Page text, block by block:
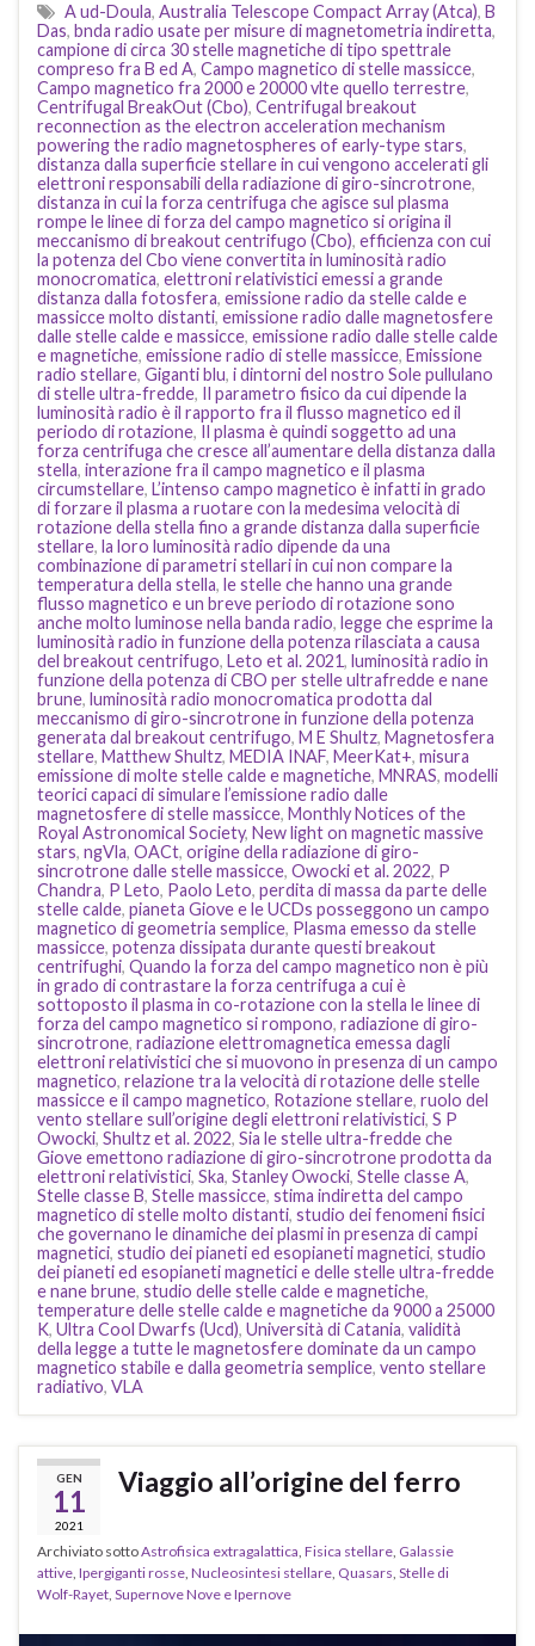
A ud-Doula, Australia Telescope Compact Array (Atca), B
Das, bnda radio usate per misure di magnetometria indiretta,
campione di circa 30 stelle magnetiche di tipo spettrale
compreso fra B ed A, Campo magnetico di stelle massicce,
Campo magnetico fra 2000 e 20000 vlte quello terrestre,
Centrifugal BreakOut (Cbo), Centrifugal breakout
reconnection as the electron acceleration mechanism
powering the radio magnetospheres of early-type stars,
distanza dalla superficie stellare in cui vengono accelerati gli
elettroni responsabili della radiazione di giro-sincrotrone,
distanza in cui la forza centrifuga che agisce sul plasma
rompe le linee di forza del campo magnetico si origina il
meccanismo di breakout centrifugo (Cbo), efficienza con cui
la potenza del Cbo viene convertita in luminosità radio
monocromatica, elettroni relativistici emessi a grande
distanza dalla fotosfera, emissione radio da stelle calde e
massicce molto distanti, emissione radio dalle magnetosfere
dalle stelle calde e massicce, emissione radio dalle stelle calde
e magnetiche, emissione radio di stelle massicce, Emissione
radio stellare, Giganti blu, i dintorni del nostro Sole pullulano
di stelle ultra-fredde, Il parametro fisico da cui dipende la
luminosità radio è il rapporto fra il flusso magnetico ed il
periodo di rotazione, Il plasma è quindi soggetto ad una
forza centrifuga che cresce all’aumentare della distanza dalla
stella, interazione fra il campo magnetico e il plasma
circumstellare, L’intenso campo magnetico è infatti in grado
di forzare il plasma a ruotare con la medesima velocità di
rotazione della stella fino a grande distanza dalla superficie
stellare, la loro luminosità radio dipende da una
combinazione di parametri stellari in cui non compare la
temperatura della stella, le stelle che hanno una grande
flusso magnetico e un breve periodo di rotazione sono
anche molto luminose nella banda radio, legge che esprime la
luminosità radio in funzione della potenza rilasciata a causa
del breakout centrifugo, Leto et al. 2021, luminosità radio in
funzione della potenza di CBO per stelle ultrafredde e nane
brune, luminosità radio monocromatica prodotta dal
meccanismo di giro-sincrotrone in funzione della potenza
generata dal breakout centrifugo, M E Shultz, Magnetosfera
stellare, Matthew Shultz, MEDIA INAF, MeerKat+, misura
emissione di molte stelle calde e magnetiche, MNRAS, modelli
teorici capaci di simulare l’emissione radio dalle
magnetosfere di stelle massicce, Monthly Notices of the
Royal Astronomical Society, New light on magnetic massive
stars, ngVla, OACt, origine della radiazione di giro-
sincrotrone dalle stelle massicce, Owocki et al. 2022, P
Chandra, P Leto, Paolo Leto, perdita di massa da parte delle
stelle calde, pianeta Giove e le UCDs posseggono un campo
magnetico di geometria semplice, Plasma emesso da stelle
massicce, potenza dissipata durante questi breakout
centrifughi, Quando la forza del campo magnetico non è più
in grado di contrastare la forza centrifuga a cui è
sottoposto il plasma in co-rotazione con la stella le linee di
forza del campo magnetico si rompono, radiazione di giro-
sincrotrone, radiazione elettromagnetica emessa dagli
elettroni relativistici che si muovono in presenza di un campo
magnetico, relazione tra la velocità di rotazione delle stelle
massicce e il campo magnetico, Rotazione stellare, ruolo del
vento stellare sull’origine degli elettroni relativistici, S P
Owocki, Shultz et al. 2022, Sia le stelle ultra-fredde che
Giove emettono radiazione di giro-sincrotrone prodotta da
elettroni relativistici, Ska, Stanley Owocki, Stelle classe A,
Stelle classe B, Stelle massicce, stima indiretta del campo
magnetico di stelle molto distanti, studio dei fenomeni fisici
che governano le dinamiche dei plasmi in presenza di campi
magnetici, studio dei pianeti ed esopianeti magnetici, studio
dei pianeti ed esopianeti magnetici e delle stelle ultra-fredde
e nane brune, studio delle stelle calde e magnetiche,
temperature delle stelle calde e magnetiche da 9000 a 25000
K, Ultra Cool Dwarfs (Ucd), Università di Catania, validità
della legge a tutte le magnetosfere dominate da un campo
magnetico stabile e dalla geometria semplice, vento stellare
radiativo, VLA
GEN
11
2021
Viaggio all’origine del ferro
Archiviato sottoAstrofisica extragalattica, Fisica stellare, Galassie
attive, Ipergiganti rosse, Nucleosintesi stellare, Quasars, Stelle di
Wolf-Rayet, Supernove Nove e Ipernove